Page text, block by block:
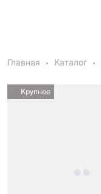
Главная Каталог
Крупнее